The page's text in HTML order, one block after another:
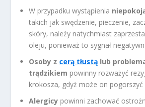
W przypadku wystąpienia
takich jak swędzenie, pieczenie,
skóry, należy natychmiast
oleju, ponieważ to sygnał
Osoby z cerą tłustą lub
trądzikiem powinny rozważyć
krokosza, gdyż może on pogorszyć
Alergicy powinni zachować